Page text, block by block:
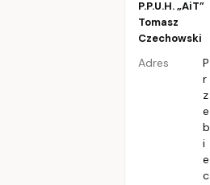
P.P.U.H. „AiT”
Tomasz
Czechowski
Adres
P
r
z
e
b
i
e
c